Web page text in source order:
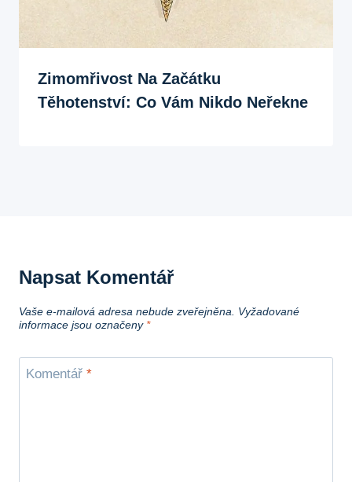
Zimomřivost Na Začátku
Těhotenství: Co Vám Nikdo Neřekne
Napsat Komentář
Vaše e-mailová adresa nebude zveřejněna.
Vyžadované
informace jsou označeny *
Komentář *